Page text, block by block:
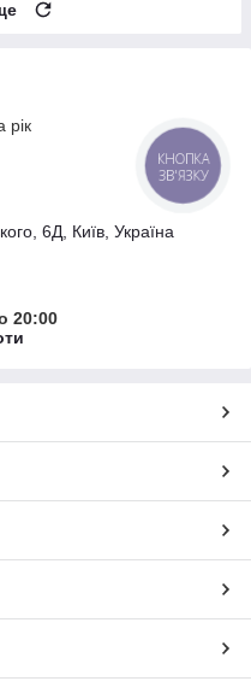
рік
6Д, Київ, Україна
20:00
КНОПКА
ЗВ'ЯЗКУ